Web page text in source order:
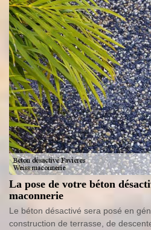
La pose de votre béton
maconnerie
Le béton désactivé sera posé en
construction de terrasse, de